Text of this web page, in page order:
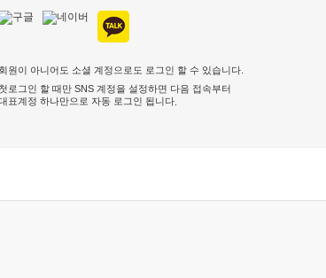
회원이 아니어도 소셜 계정으로도 로그인 할 수 있습니다.
첫로그인 할 때만 SNS 계정을 설정하면 다음 접속부터
표계정 하나만으로 자동 로그인 됩니다